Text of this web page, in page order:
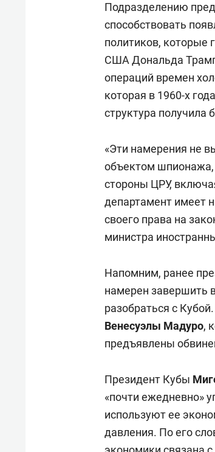
Подразделению
способствовать
политиков, которые
США Дональда
операций времен
которая в 1960-х
структура получила
«Эти намерения не
объектом шпионажа,
стороны ЦРУ,
департамент имеет
своего права на
министра
Напомним, ранее
намерен завершить
разобраться с
Венесуэлы Мадуро,
предъявлены
Президент Кубы
«почти ежедневно»
используют ее
давления. По его